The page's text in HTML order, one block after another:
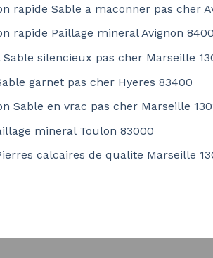
rapide Sable a maconner pas cher
rapide Paillage mineral Avignon
Sable silencieux pas cher Marseille
garnet pas cher Hyeres 83400
Sable en vrac pas cher Marseille
mineral Toulon 83000
calcaires de qualite Marseille